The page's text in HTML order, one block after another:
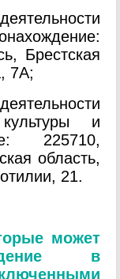
Брестская
7А;
и
225710,
область,
21.
может
в